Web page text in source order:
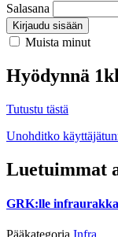
Salasana
Kirjaudu sisään
Muista minut
Hyödynnä
Tutustu tästä
Unohditko
Luetuimmat
GRK:lle infraurakka
Pääkategoria Infra